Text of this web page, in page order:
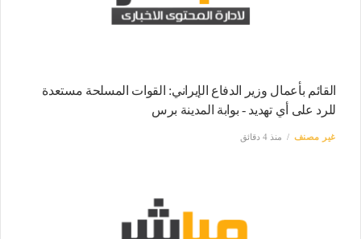
القائم بأعمال وزير الدفاع الإيراني: القوات المسلحة مستعدة
للرد على أي تهديد - بوابة المدينة برس
غير مصنف منذ 4 دقائق